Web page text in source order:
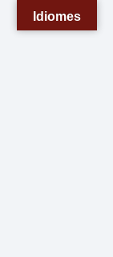
Idiomes